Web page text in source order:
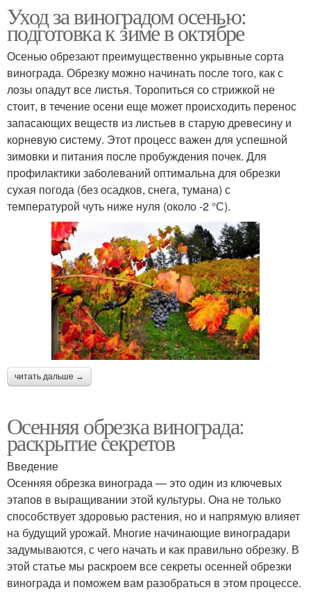
Уход за виноградом осенью:
подготовка к зиме в октябре
Осенью обрезают преимущественно укрывные сорта
винограда. Обрезку можно начинать после того, как с
лозы опадут все листья. Торопиться со стрижкой не
стоит, в течение осени еще может происходить перенос
запасающих веществ из листьев в старую древесину и
корневую систему. Этот процесс важен для успешной
зимовки и питания после пробуждения почек. Для
профилактики заболеваний оптимальна для обрезки
сухая погода (без осадков, снега, тумана) с
температурой чуть ниже нуля (около -2 °С).
читать дальше →
Осенняя обрезка винограда:
раскрытие секретов
Введение
Осенняя обрезка винограда — это один из ключевых
этапов в выращивании этой культуры. Она не только
способствует здоровью растения, но и напрямую влияет
на будущий урожай. Многие начинающие виноградари
задумываются, с чего начать и как правильно обрезку. В
этой статье мы раскроем все секреты осенней обрезки
винограда и поможем вам разобраться в этом процессе.